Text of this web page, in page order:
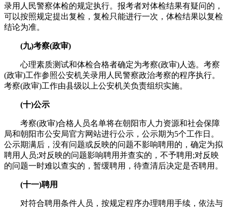
录用人民警察体检的规定执行。报考者对体检结果有疑问的，
可以按照规定提出复检，复检只能进行一次，体检结果以复检
结论为准。
(九)考察(政审)
心理素质测试和体检合格者确定为考察(政审)人选。考察
(政审)工作参照公安机关录用人民警察政治考察的程序执行。
考察(政审)工作由县级以上公安机关负责组织实施。
(十)公示
考察(政审)合格人员名单将在朝阳市人力资源和社会保障
局和朝阳市公安局官方网站进行公示，公示期为5个工作日。
公示期满后，没有问题或反映的问题不影响聘用的，确定为拟
聘用人员;对反映的问题影响聘用并查实的，不予聘用;对反映
的问题一时难以查实的，暂缓聘用，待查清后决定是否聘用。
(十一)聘用
对符合聘用条件人员，按规定程序办理聘用手续，依法与